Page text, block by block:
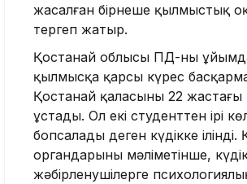
жасалған бірнеше қылмыстық
тергеп жатыр.
Қостанай облысы ПД-ның
қылмысқа қарсы күрес
Қостанай қаласының 22
ұстады. Ол екі студенттен ірі
бопсалады деген күдікке
органдарының мәліметінше,
жәбірленушілерге